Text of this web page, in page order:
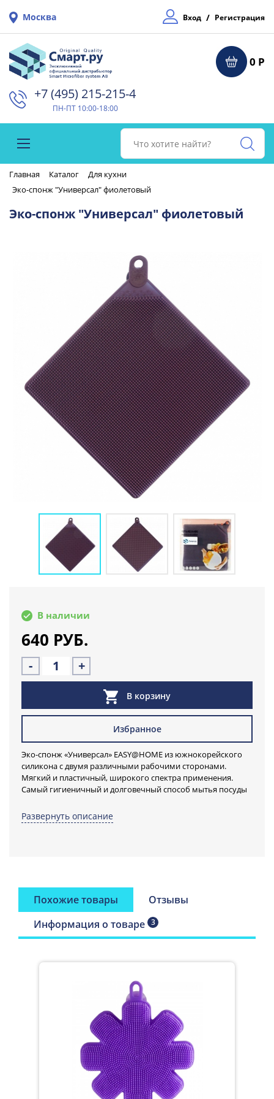
Москва Вход / Регистрация
0 Р
+7 (495) 215-215-4⁠
ПН-ПТ 10:00-18:00
Главная Каталог
Для кухни
Эко-спонж "Универсал" фиолетовый
Эко-спонж "Универсал" фиолетовый
В наличии
640 РУБ.
- +
В корзину
Избранное
Эко-спонж «Универсал» EASY@HOME из южнокорейского
силикона с двумя различными рабочими сторонами.
Мягкий и пластичный, широкого спектра применения.
Самый гигиеничный и долговечный способ мытья посуды
Удивительная щетка-спонж «Универсал» незаменима для
Используйте для мытья овощей, фруктов с толстой
кожурой и корнеплодов.
Эко-спонж хорошо использовать в качестве прихватки и
подставки под горячее: силикон корейского производства
Губка-щетка
«Универсал» прекрасно
справляется с мытьем,
чисткой и
Развернуть описание
Похожие товары
Отзывы
Информация о товаре 3